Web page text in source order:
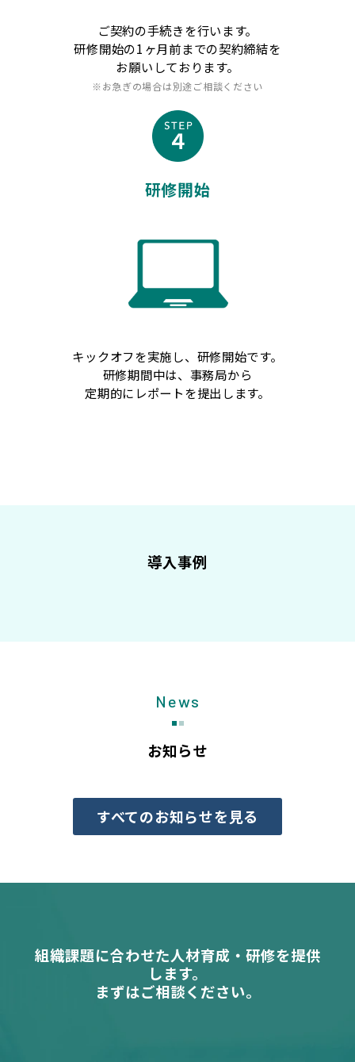
ご契約の手続きを行います。
研修開始の1ヶ月前までの契約締結を
お願いしております。
※お急ぎの場合は別途ご相談ください
研修開始
キックオフを実施し、研修開始です。
研修期間中は、事務局から
定期的にレポートを提出します。
導入事例
News
お知らせ
すべてのお知らせを見る
組織課題に合わせた人材育成・研修を提供
します。
まずはご相談ください。